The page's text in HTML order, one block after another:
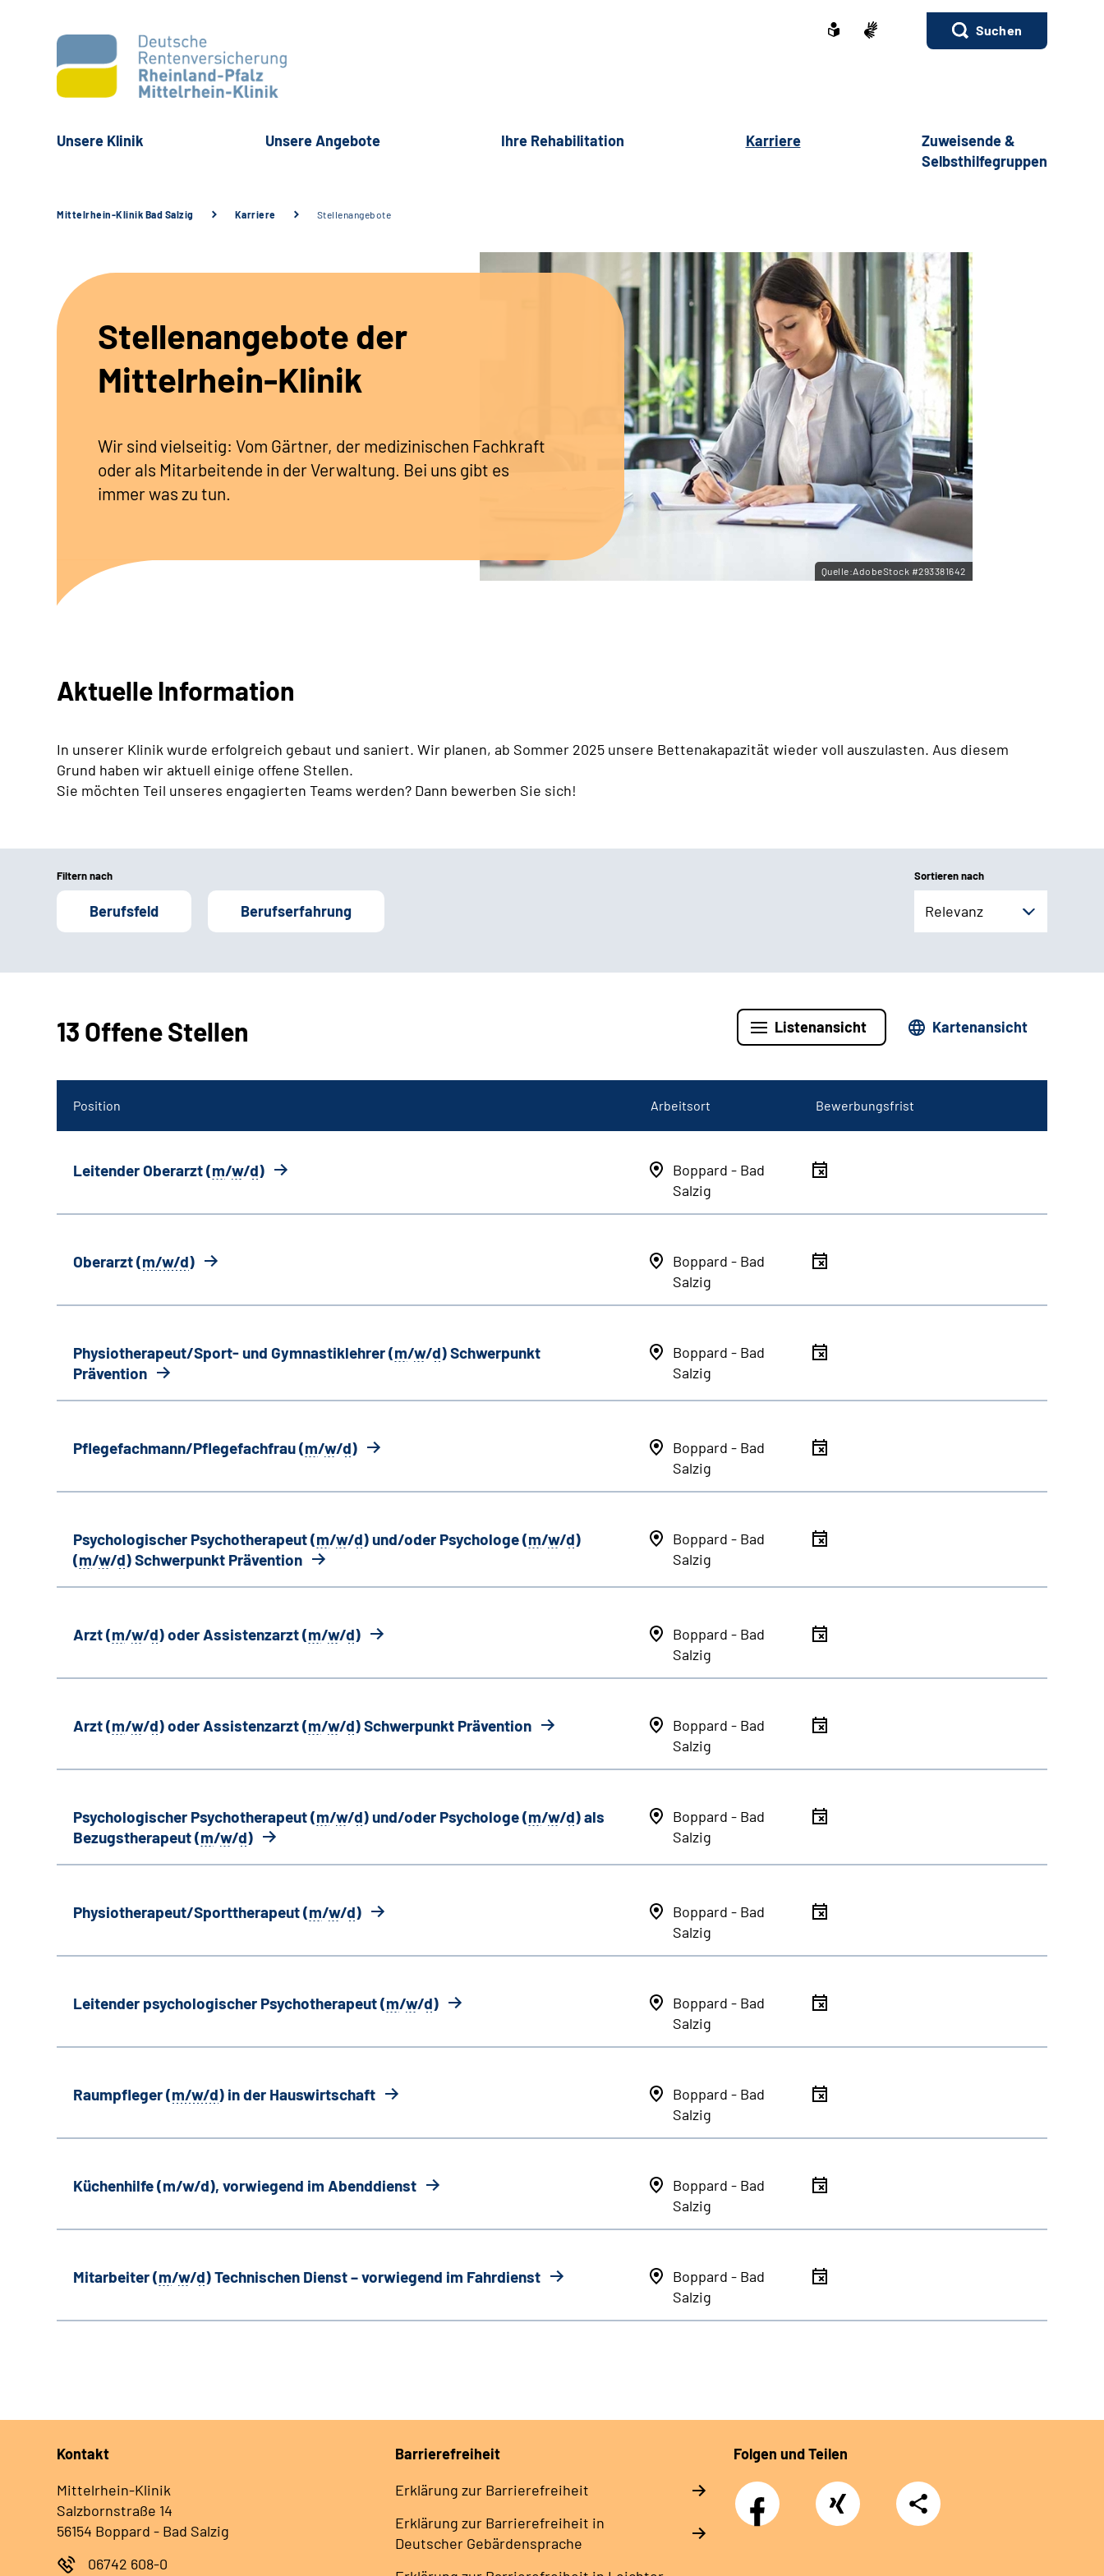
Suchen
Unsere Klinik Unsere Angebote Ihre Rehabilitation Karriere
Zuweisende &
Selbsthilfegruppen
Mittelrhein-Klinik Bad Salzig Karriere Stellenangebote
Stellenangebote der
Mittelrhein-Klinik
Wir sind vielseitig: Vom Gärtner, der medizinischen Fachkraft
oder als Mitarbeitende in der Verwaltung. Bei uns gibt es
immer was zu tun.
Quelle:AdobeStock #293381642
Aktuelle Information
In unserer Klinik wurde erfolgreich gebaut und saniert. Wir planen, ab Sommer 2025 unsere Bettenakapazität wieder voll auszulasten. Aus diesem
Grund haben wir aktuell einige offene Stellen.
Sie möchten Teil unseres engagierten Teams werden? Dann bewerben Sie sich!
Filtern nach
Berufsfeld Berufserfahrung
Sortieren nach
Relevanz
13 Offene Stellen Listenansicht Kartenansicht
Position Arbeitsort Bewerbungsfrist
Leitender Oberarzt (m/w/d)
Boppard - Bad
Salzig
Oberarzt (m/w/d)
Boppard - Bad
Salzig
Physiotherapeut/Sport- und Gymnastiklehrer (m/w/d) Schwerpunkt
Prävention
Boppard - Bad
Salzig
Pflegefachmann/Pflegefachfrau (m/w/d)
Boppard - Bad
Salzig
Psychologischer Psychotherapeut (m/w/d) und/oder Psychologe (m/w/d)
(m/w/d) Schwerpunkt Prävention
Boppard - Bad
Salzig
Arzt (m/w/d) oder Assistenzarzt (m/w/d)
Boppard - Bad
Salzig
Arzt (m/w/d) oder Assistenzarzt (m/w/d) Schwerpunkt Prävention
Boppard - Bad
Salzig
Psychologischer Psychotherapeut (m/w/d) und/oder Psychologe (m/w/d) als
Bezugstherapeut (m/w/d)
Boppard - Bad
Salzig
Physiotherapeut/Sporttherapeut (m/w/d)
Boppard - Bad
Salzig
Leitender psychologischer Psychotherapeut (m/w/d)
Boppard - Bad
Salzig
Raumpfleger (m/w/d) in der Hauswirtschaft
Boppard - Bad
Salzig
Küchenhilfe (m/w/d), vorwiegend im Abenddienst
Boppard - Bad
Salzig
Mitarbeiter (m/w/d) Technischen Dienst – vorwiegend im Fahrdienst
Boppard - Bad
Salzig
Kontakt
Mittelrhein-Klinik
Salzbornstraße 14
56154 Boppard - Bad Salzig
06742 608-0
Barrierefreiheit
Erklärung zur Barrierefreiheit
Erklärung zur Barrierefreiheit in
Deutscher Gebärdensprache
Folgen und Teilen
Facebook Xing
Teilen